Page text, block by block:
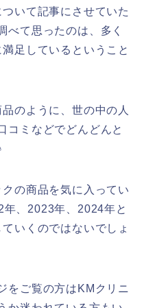
いて記事にさせていた
べて思ったのは、多く
足しているということ
のように、世の中の人
コミなどでどんどんと
の商品を気に入ってい
、2023年、2024年と
いくのではないでしょ
をご覧の方はKMクリニ